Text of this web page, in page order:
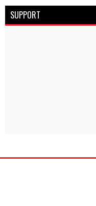
SUPPORT